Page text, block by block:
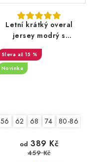
Letní krátký overal
jersey modrý s
až 15 %
Novinka
56 62 68 74 80-86
od 389 Kč
459 Kč